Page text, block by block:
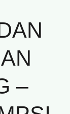
–